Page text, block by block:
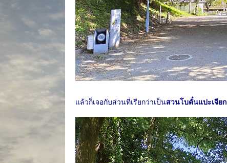
แล้วก็เจอกับส่วนที่เรียกว่าเป็นสวนโบตั๋นแปะเจียก